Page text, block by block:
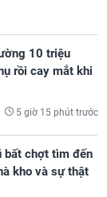
10 triệu
rồi cay mắt khi
5 giờ 15 phút trước
bất chợt tìm đến
kho và sự thật